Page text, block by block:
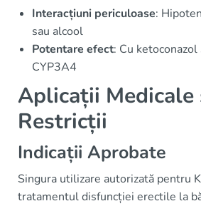
Interacțiuni periculoase:
sau alcool
Potentare efect: Cu
CYP3A4
Aplicații Medicale
Restricții
Indicații Aprobate
Singura utilizare autorizată pentru
tratamentul disfuncției erectile la